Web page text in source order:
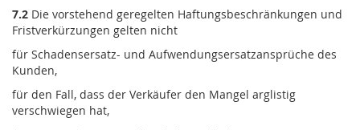
7.2 Die vorstehend geregelten Haftungsbeschränkungen und
Fristverkürzungen gelten nicht
für Schadensersatz- und Aufwendungsersatzansprüche des
Kunden,
für den Fall, dass der Verkäufer den Mangel arglistig
verschwiegen hat,